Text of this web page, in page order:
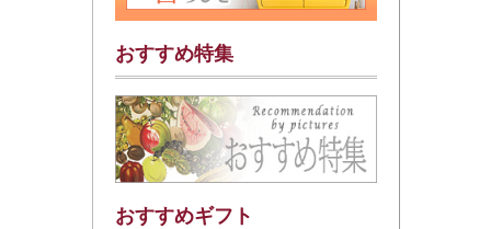
おすすめ特集
おすすめギフト